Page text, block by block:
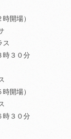
開場）
ス
時３０分
開場）
時３０分